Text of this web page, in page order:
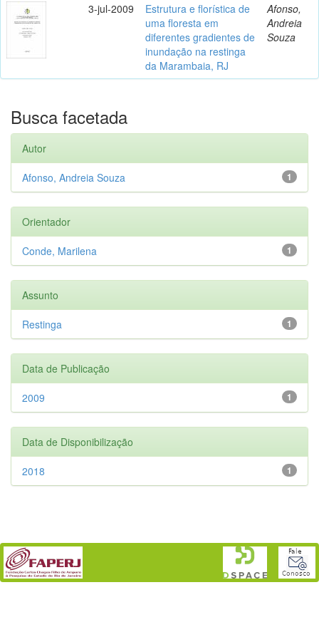
3-jul-2009
Estrutura e florística de
uma floresta em
diferentes gradientes de
inundação na restinga
da Marambaia, RJ
Afonso,
Andreia
Souza
Busca facetada
Autor
1
Afonso, Andreia Souza
Orientador
1
Conde, Marilena
Assunto
1
Restinga
Data de Publicação
1
2009
Data de Disponibilização
1
2018